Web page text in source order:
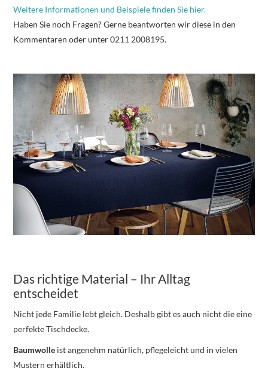
Weitere Informationen und Beispiele finden Sie hier.
Haben Sie noch Fragen? Gerne beantworten wir diese in den
Kommentaren oder unter 0211 2008195.
Das richtige Material – Ihr Alltag
entscheidet
Nicht jede Familie lebt gleich. Deshalb gibt es auch nicht die eine
perfekte Tischdecke.
Baumwolle ist angenehm natürlich, pflegeleicht und in vielen
Mustern erhältlich.